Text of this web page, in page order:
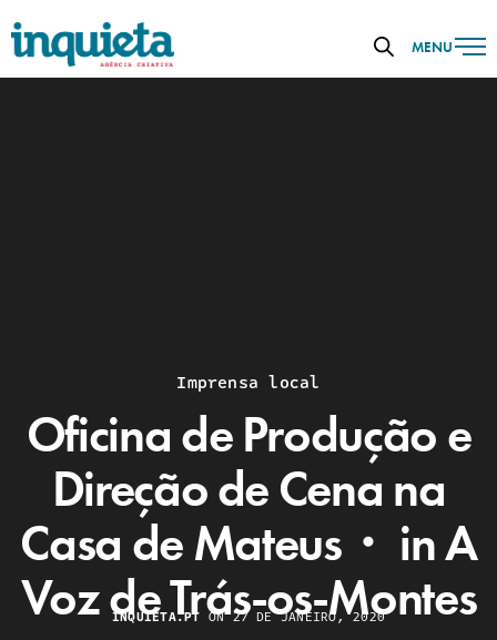
MENU
Imprensa local
Oficina de Produção e
Direção de Cena na
Casa de Mateus・ in A
Voz de Trás-os-Montes
INQUIETA.PT ON 27 DE JANEIRO, 2020